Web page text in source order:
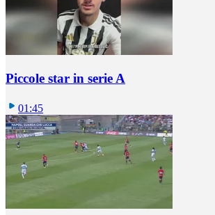
Piccole star in serie A
01:45